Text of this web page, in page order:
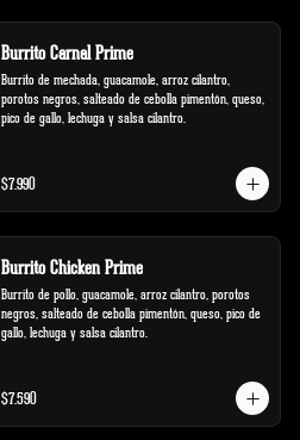
Burrito Carnal Prime
Burrito de mechada, guacamole, arroz cilantro,
porotos negros, salteado de cebolla pimentón, queso,
pico de gallo, lechuga y salsa cilantro.
$7.990
Burrito Chicken Prime
Burrito de pollo, guacamole, arroz cilantro, porotos
negros, salteado de cebolla pimentón, queso, pico de
gallo, lechuga y salsa cilantro.
$7.590